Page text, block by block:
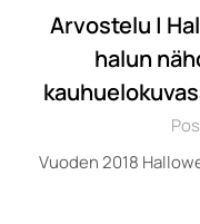
Arvostelu |
halun
Vuoden 2018